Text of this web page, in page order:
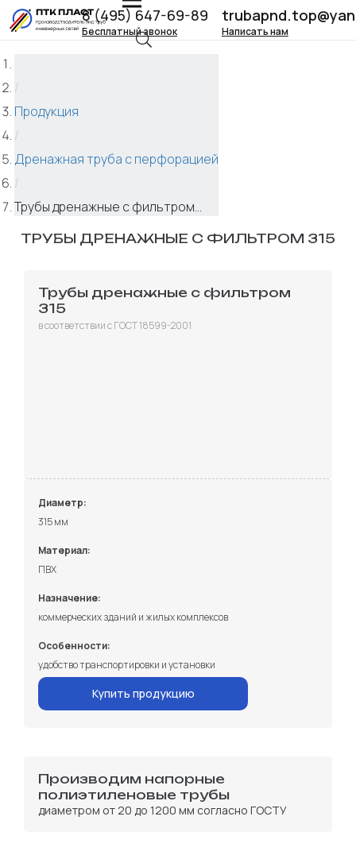
8 (495) 647-69-89
Бесплатный звонок Написать нам
/
Продукция
/
Дренажная труба с перфорацией
/
Трубы дренажные с фильтром...
ТРУБЫ ДРЕНАЖНЫЕ С ФИЛЬТРОМ 315
Трубы дренажные с фильтром
315
в соответствии с ГОСТ 18599-2001
Диаметр:
315 мм
Материал:
ПВХ
Назначение:
коммерческих зданий и жилых комплексов
Особенности:
удобство транспортировки и установки
Купить продукцию
Производим напорные
полиэтиленовые трубы
диаметром от 20 до 1200 мм согласно ГОСТУ